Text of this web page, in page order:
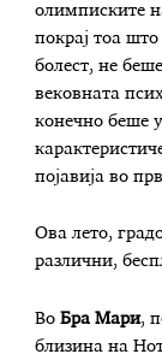
олимписките
покрај тоа
болест, не
вековната
конечно беше
појавија во
Ова лето,
различни,
ВоБра Мари,
близина на